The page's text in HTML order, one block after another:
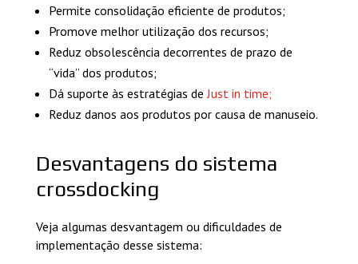
Permite consolidação eficiente de produtos;
Promove melhor utilização dos recursos;
Reduz obsolescência decorrentes de prazo de
“vida” dos produtos;
Dá suporte às estratégias deJust in time;
Reduz danos aos produtos por causa de manuseio.
Desvantagens do sistema
crossdocking
Veja algumas desvantagem ou dificuldades de
implementação desse sistema: